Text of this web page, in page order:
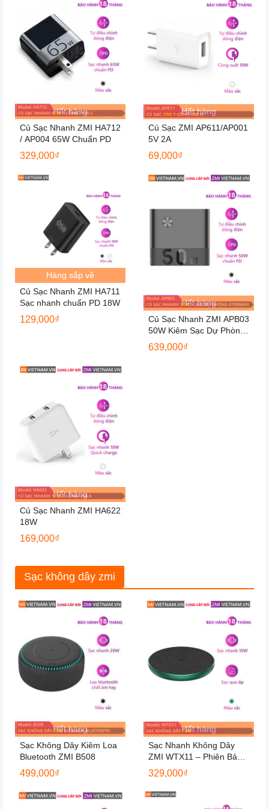
Hết hàng
Củ Sạc Nhanh ZMI HA712
/ AP004 65W Chuẩn PD
329,000₫
Hết hàng
Củ Sạc ZMI AP611/AP001
5V 2A
69,000₫
Hàng sắp về
Củ Sạc Nhanh ZMI HA711
Sạc nhanh chuẩn PD 18W
129,000₫
Hết hàng
Củ Sạc Nhanh ZMI APB03
50W Kiêm Sạc Dự Phòng
6700mAh, Kèm Cáp 2
Đầu Type C Dài 1m
639,000₫
Hết hàng
Củ Sạc Nhanh ZMI HA622
18W
169,000₫
Sạc không dây zmi
Hết hàng
Sạc Không Dây Kiêm Loa
Bluetooth ZMI B508
499,000₫
Hết hàng
Sạc Nhanh Không Dây
ZMI WTX11 – Phiên Bản
Kèm Củ Sạc
329,000₫